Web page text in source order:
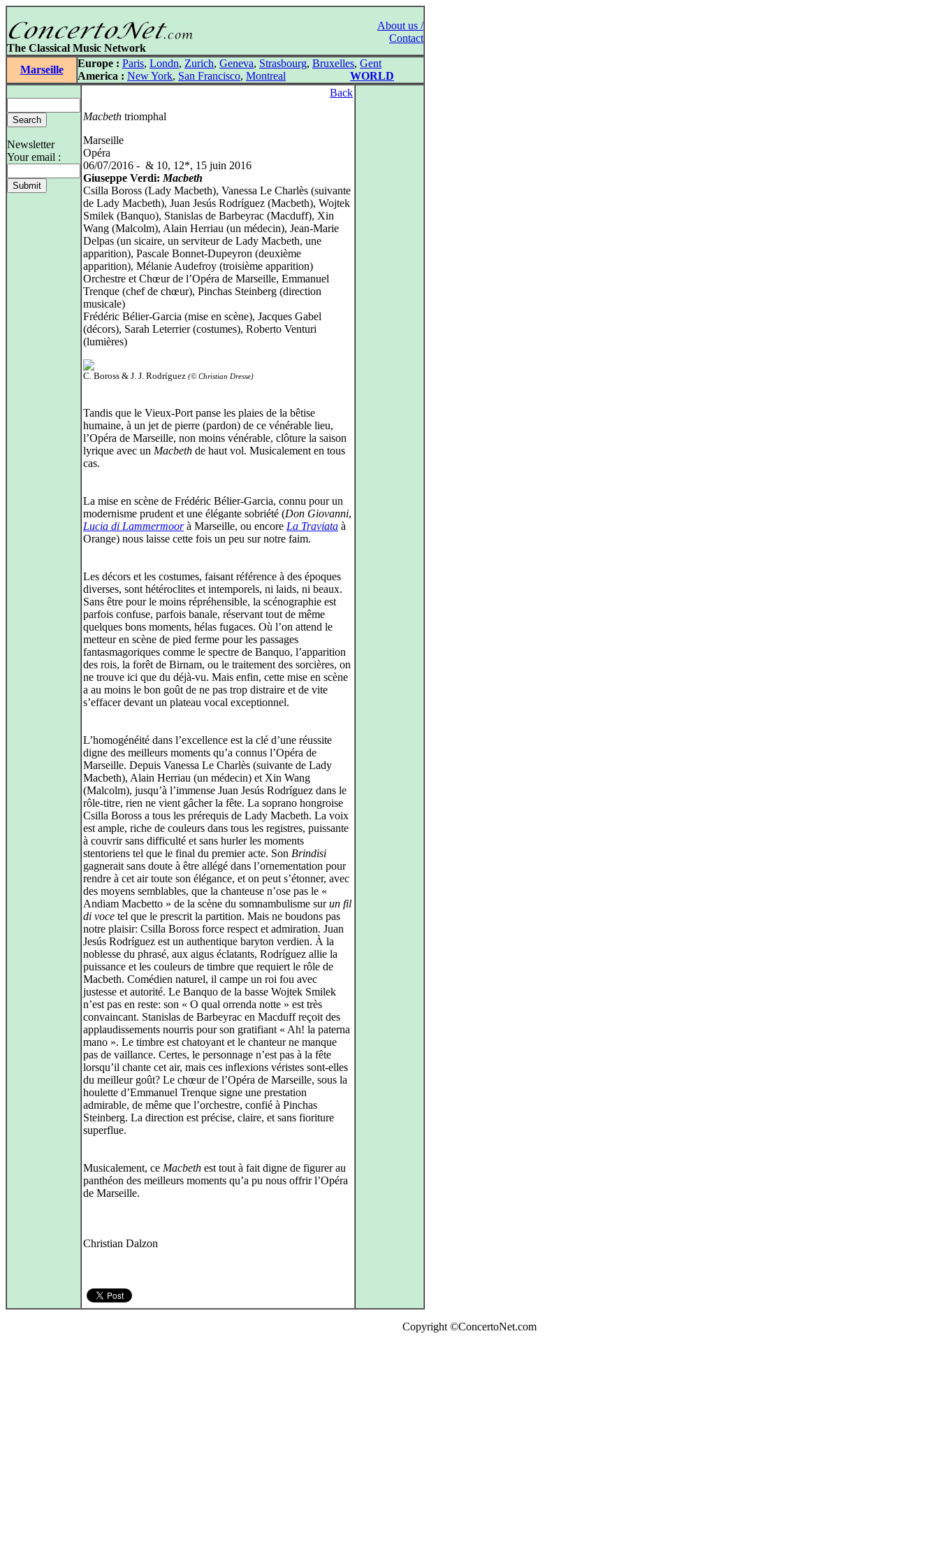
About us /
Contact
The Classical Music Network
Marseille
Europe : Paris, Londn, Zurich, Geneva, Strasbourg, Bruxelles, Gent
America : New York, San Francisco, Montreal WORLD
Newsletter
Your email :
Back
Macbeth triomphal
Marseille
Opéra
06/07/2016 - & 10, 12*, 15 juin 2016
Giuseppe Verdi: Macbeth
Csilla Boross (Lady Macbeth), Vanessa Le Charlès (suivante
de Lady Macbeth), Juan Jesús Rodríguez (Macbeth), Wojtek
Smilek (Banquo), Stanislas de Barbeyrac (Macduff), Xin
Wang (Malcolm), Alain Herriau (un médecin), Jean-Marie
Delpas (un sicaire, un serviteur de Lady Macbeth, une
apparition), Pascale Bonnet-Dupeyron (deuxième
apparition), Mélanie Audefroy (troisième apparition)
Orchestre et Chœur de l’Opéra de Marseille, Emmanuel
Trenque (chef de chœur), Pinchas Steinberg (direction
musicale)
Frédéric Bélier-Garcia (mise en scène), Jacques Gabel
(décors), Sarah Leterrier (costumes), Roberto Venturi
(lumières)
C. Boross & J. J. Rodríguez (© Christian Dresse)
Tandis que le Vieux-Port panse les plaies de la bêtise
humaine, à un jet de pierre (pardon) de ce vénérable lieu,
l’Opéra de Marseille, non moins vénérable, clôture la saison
lyrique avec un Macbeth de haut vol. Musicalement en tous
cas.
La mise en scène de Frédéric Bélier-Garcia, connu pour un
modernisme prudent et une élégante sobriété (Don Giovanni,
Lucia di Lammermoorà Marseille, ou encore La Traviata à
Orange) nous laisse cette fois un peu sur notre faim.
Les décors et les costumes, faisant référence à des époques
diverses, sont hétéroclites et intemporels, ni laids, ni beaux.
Sans être pour le moins répréhensible, la scénographie est
parfois confuse, parfois banale, réservant tout de même
quelques bons moments, hélas fugaces. Où l’on attend le
metteur en scène de pied ferme pour les passages
fantasmagoriques comme le spectre de Banquo, l’apparition
des rois, la forêt de Birnam, ou le traitement des sorcières, on
ne trouve ici que du déjà-vu. Mais enfin, cette mise en scène
a au moins le bon goût de ne pas trop distraire et de vite
s’effacer devant un plateau vocal exceptionnel.
L’homogénéité dans l’excellence est la clé d’une réussite
digne des meilleurs moments qu’a connus l’Opéra de
Marseille. Depuis Vanessa Le Charlès (suivante de Lady
Macbeth), Alain Herriau (un médecin) et Xin Wang
(Malcolm), jusqu’à l’immense Juan Jesús Rodríguez dans le
rôle-titre, rien ne vient gâcher la fête. La soprano hongroise
Csilla Boross a tous les prérequis de Lady Macbeth. La voix
est ample, riche de couleurs dans tous les registres, puissante
à couvrir sans difficulté et sans hurler les moments
stentoriens tel que le final du premier acte. Son Brindisi
gagnerait sans doute à être allégé dans l’ornementation pour
rendre à cet air toute son élégance, et on peut s’étonner, avec
des moyens semblables, que la chanteuse n’ose pas le «
Andiam Macbetto » de la scène du somnambulisme surun fil
di voce tel que le prescrit la partition. Mais ne boudons pas
notre plaisir: Csilla Boross force respect et admiration. Juan
Jesús Rodríguez est un authentique baryton verdien. À la
noblesse du phrasé, aux aigus éclatants, Rodríguez allie la
puissance et les couleurs de timbre que requiert le rôle de
Macbeth. Comédien naturel, il campe un roi fou avec
justesse et autorité. Le Banquo de la basse Wojtek Smilek
n’est pas en reste: son « O qual orrenda notte » est très
convaincant. Stanislas de Barbeyrac en Macduff reçoit des
applaudissements nourris pour son gratifiant « Ah! la paterna
mano ». Le timbre est chatoyant et le chanteur ne manque
pas de vaillance. Certes, le personnage n’est pas à la fête
lorsqu’il chante cet air, mais ces inflexions véristes sont-elles
du meilleur goût? Le chœur de l’Opéra de Marseille, sous la
houlette d’Emmanuel Trenque signe une prestation
admirable, de même que l’orchestre, confié à Pinchas
Steinberg. La direction est précise, claire, et sans fioriture
superflue.
Musicalement, ce Macbeth est tout à fait digne de figurer au
panthéon des meilleurs moments qu’a pu nous offrir l’Opéra
de Marseille.
Christian Dalzon
Copyright ©ConcertoNet.com